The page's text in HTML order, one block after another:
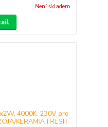
Není skladem